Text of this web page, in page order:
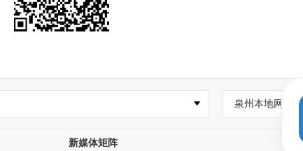
泉州本地网站
新媒体矩阵